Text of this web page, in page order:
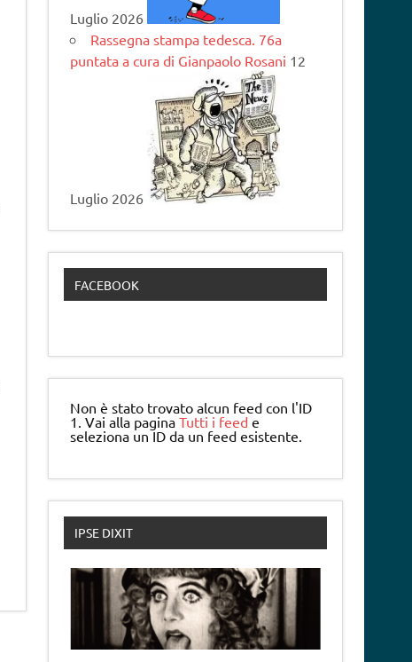
Luglio 2026
Rassegna stampa tedesca. 76a
puntata a cura di Gianpaolo Rosani 12
Luglio 2026
FACEBOOK
Non è stato trovato alcun feed con l'ID
1. Vai alla paginaTutti i feed e
seleziona un ID da un feed esistente.
IPSE DIXIT